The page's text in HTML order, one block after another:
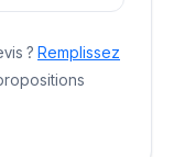
? Remplissez